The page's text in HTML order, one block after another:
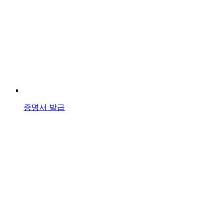
증명서 발급